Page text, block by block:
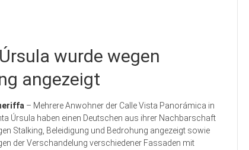
wurde wegen
angezeigt
– Mehrere Anwohner der Calle Vista Panorámica in
Úrsula haben einen Deutschen aus ihrer Nachbarschaft
Stalking, Beleidigung und Bedrohung angezeigt sowie
der Verschandelung verschiedener Fassaden mit